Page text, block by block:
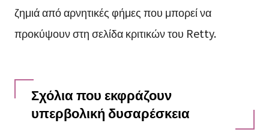
ζημιά από αρνητικές φήμες που μπορεί να
προκύψουν στη σελίδα κριτικών του Retty.
Σχόλια που εκφράζουν
υπερβολική δυσαρέσκεια